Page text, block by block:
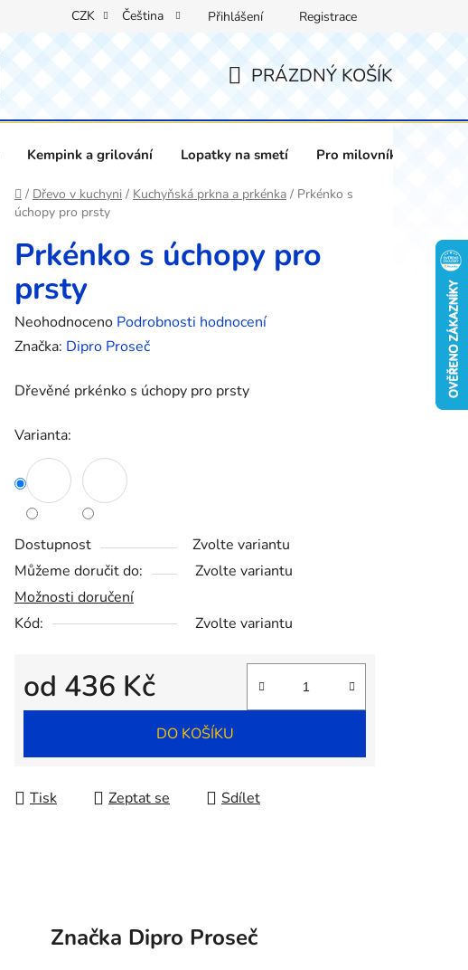
CZK Čeština Přihlášení Registrace
NÁKUPNÍ
PRÁZDNÝ KOŠÍK
Kempink a grilování Lopatky na smetí Pro milovníky vína
Domů
/ Dřevo v kuchyni / Kuchyňská prkna a prkénka / Prkénko s
úchopy pro prsty
Prkénko s úchopy pro
prsty
Průměrné
hodnocení
je
z
hvězdiček.
Neohodnoceno Podrobnosti hodnocení
Značka: Dipro Proseč
Dřevěné prkénko s úchopy pro prsty
Varianta:
Dostupnost
Zvolte variantu
Můžeme doručit do:
Zvolte variantu
Možnosti doručení
Kód:
Zvolte variantu
od 436 Kč
Měrná cena:
DO KOŠÍKU
Tisk Zeptat se Sdílet
Značka Dipro Proseč